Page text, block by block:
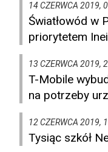
14 CZERWCA 2019,
Światłowód w
priorytetem
13 CZERWCA 2019,
T-Mobile
na potrzeby
12 CZERWCA 2019,
Tysiąc szkół